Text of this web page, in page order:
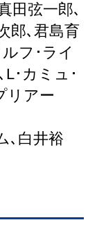
田弦一郎､
郎､君島育
フ･ライ
･カミュ･
リアー
､白井裕